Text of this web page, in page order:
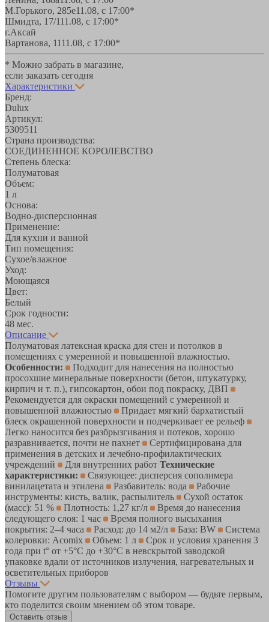
М.Горького, 285е11.08, с 17:00*
Шмидта, 17/111.08, с 17:00*
г.Аксай
Вартанова, 1111.08, с 17:00*
* Можно забрать в магазине,
если заказать сегодня
Характеристики
Бренд:
Dulux
Артикул:
5309511
Страна производства:
СОЕДИНЕННОЕ КОРОЛЕВСТВО
Степень блеска:
Полуматовая
Объем:
1 л
Основа:
Водно-дисперсионная
Применение:
Для кухни и ванной
Тип помещения:
Сухое/влажное
Уход:
Моющаяся
Цвет:
Белый
Срок годности:
48 мес.
Описание
Полуматовая латексная краска для стен и потолков в
помещениях с умеренной и повышенной влажностью.
Особенности:
Подходит для нанесения на полностью
просохшие минеральные поверхности (бетон, штукатурку,
кирпич и т. п.), гипсокартон, обои под покраску, ДВП
Рекомендуется для окраски помещений с умеренной и
повышенной влажностью
Придает мягкий бархатистый
блеск окрашенной поверхности и подчеркивает ее рельеф
Легко наносится без разбрызгивания и потеков, хорошо
разравнивается, почти не пахнет
Сертифицирована для
применения в детских и лечебно-профилактических
учреждений
Для внутренних работ Технические
характеристики:
Связующее: дисперсия сополимера
винилацетата и этилена
Разбавитель: вода
Рабочие
инструменты: кисть, валик, распылитель
Сухой остаток
(масс): 51 %
Плотность: 1,27 кг/л
Время до нанесения
следующего слоя: 1 час
Время полного высыхания
покрытия: 2–4 часа
Расход: до 14 м2/л База: BW
Система
колеровки: Acomix
Объем: 1 л
Срок и условия хранения 3
года при t° от +5°С до +30°С в невскрытой заводской
упаковке вдали от источников излучения, нагревательных и
осветительных приборов
Отзывы
Помогите другим пользователям с выбором — будьте первым,
кто поделится своим мнением об этом товаре.
Оставить отзыв